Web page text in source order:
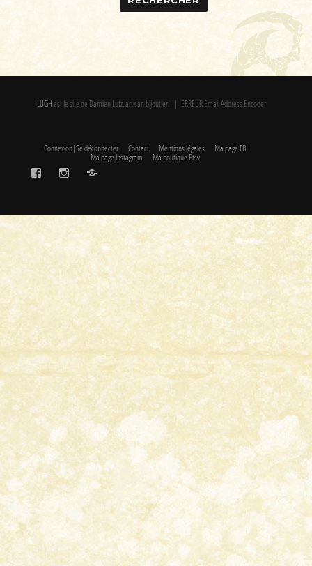
LUGHest le site de Damien Lutz, artisan bijoutier. | ERREUR Email Address Encoder
Connexion|Se déconnecter Contact Mentions légales Ma page FB
Ma page Instagram Ma boutique Etsy
FaceBook Instagram Etsy